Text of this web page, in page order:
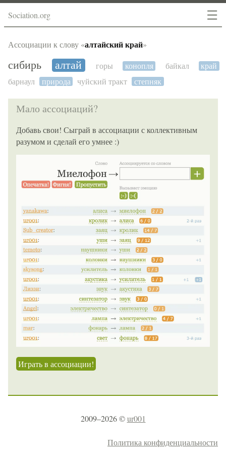
☰
Sociation.org
Ассоциации к слову «алтайский край»
сибирь алтай горы конопля байкал
край
барнаул
природа чуйский тракт степняк
Мало ассоциаций?
Добавь свои! Сыграй в ассоциации с коллективным
разумом и сделай его умнее :)
Играть в ассоциации!
2009–2026 ©ur001
Политика конфиденциальности